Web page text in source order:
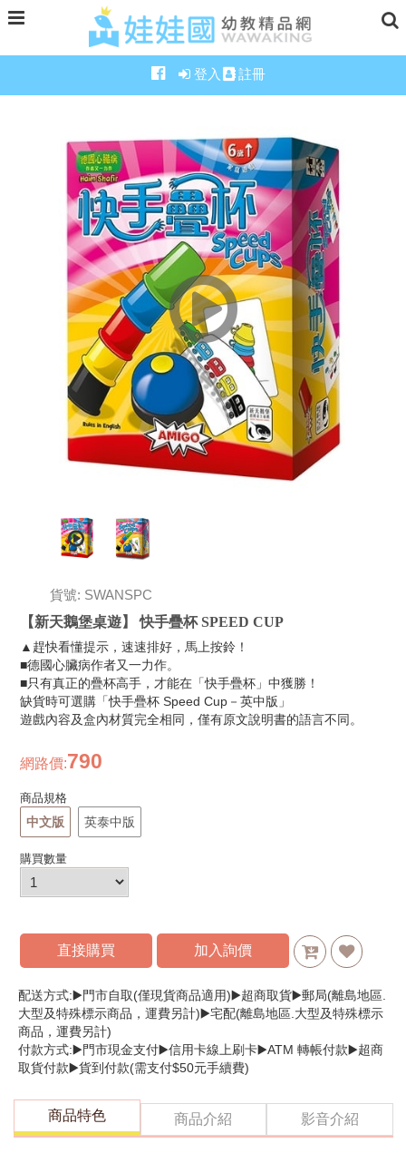
登入 註冊
貨號: SWANSPC
【新天鵝堡桌遊】 快手疊杯 SPEED CUP
▲趕快看懂提示，速速排好，馬上按鈴！
■德國心臟病作者又一力作。
■只有真正的疊杯高手，才能在「快手疊杯」中獲勝！
缺貨時可選購「快手疊杯 Speed Cup－英中版」
遊戲內容及盒內材質完全相同，僅有原文說明書的語言不同。
網路價:790
商品規格
中文版 英泰中版
購買數量
直接購買 加入詢價
配送方式:▶️門市自取(僅現貨商品適用)▶️超商取貨▶️郵局(離島地區.
大型及特殊標示商品，運費另計)▶️宅配(離島地區.大型及特殊標示
商品，運費另計)
付款方式:▶️門市現金支付▶️信用卡線上刷卡▶️ATM 轉帳付款▶️超商
取貨付款▶️貨到付款(需支付$50元手續費)
商品特色 商品介紹 影音介紹